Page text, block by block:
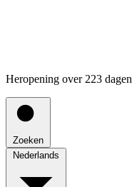
Heropening over 223 dagen
Zoeken
Nederlands